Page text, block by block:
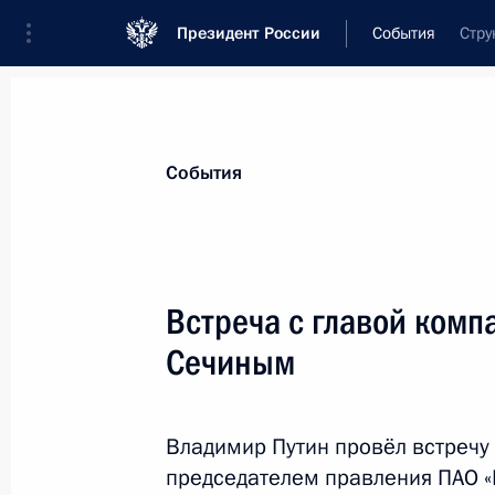
Президент России События
Новости
Послания Федеральному Собранию
Заявления по важнейшим вопросам
Речи и обращения
События
Встреча с главой
Сечиным
Владимир Путин провёл
председателем правления ПАО